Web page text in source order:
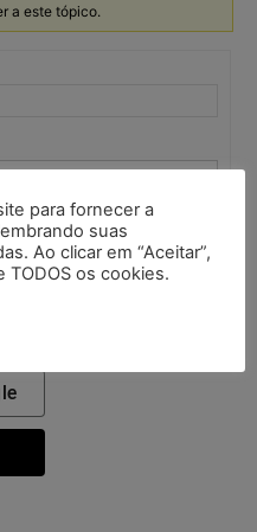
a este tópico.
para fornecer a
suas
Ao clicar em “Aceitar”,
TODOS os cookies.